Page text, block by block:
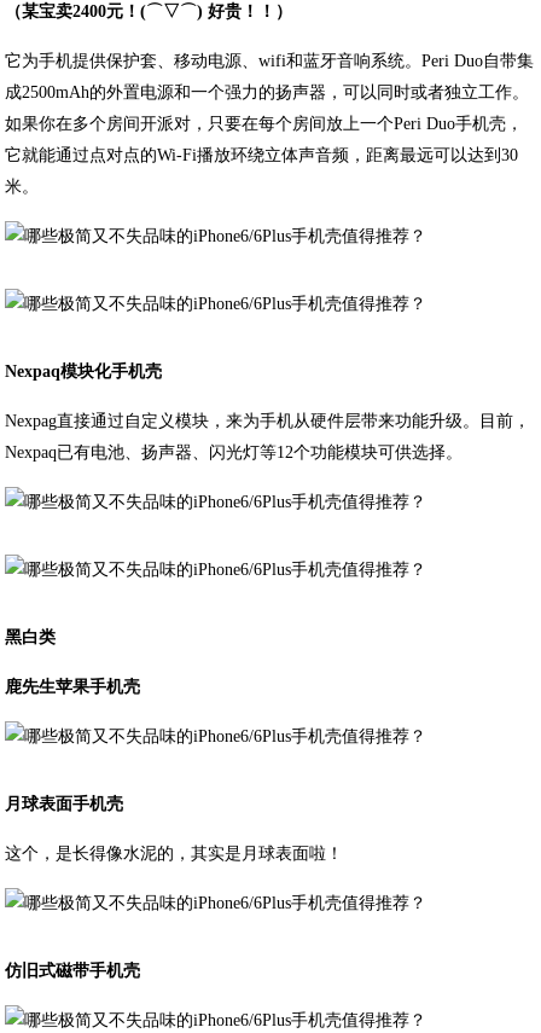
（某宝卖2400元！(⌒▽⌒) 好贵！！）
它为手机提供保护套、移动电源、wifi和蓝牙音响系统。Peri Duo自带集
成2500mAh的外置电源和一个强力的扬声器，可以同时或者独立工作。
如果你在多个房间开派对，只要在每个房间放上一个Peri Duo手机壳，
它就能通过点对点的Wi-Fi播放环绕立体声音频，距离最远可以达到30
米。
Nexpaq模块化手机壳
Nexpag直接通过自定义模块，来为手机从硬件层带来功能升级。目前，
Nexpaq已有电池、扬声器、闪光灯等12个功能模块可供选择。
黑白类
鹿先生苹果手机壳
月球表面手机壳
这个，是长得像水泥的，其实是月球表面啦！
仿旧式磁带手机壳